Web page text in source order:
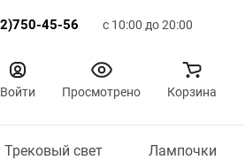
45-56 с 10:00 до 20:00
Войти Просмотрено Корзина
Трековый свет Лампочки